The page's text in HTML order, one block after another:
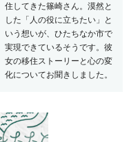
住してきた篠崎さん。漠然と
した「人の役に立ちたい」と
いう想いが、ひたちなか市で
実現できているそうです。彼
女の移住ストーリーと心の変
化についてお聞きしました。